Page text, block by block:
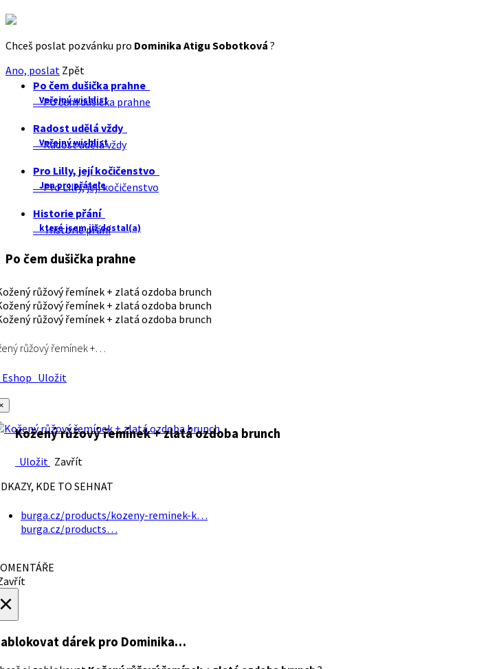
Chceš poslat pozvánku pro Dominika Atigu Sobotková ?
Ano, poslat Zpět
Po čem dušička prahne
Veřejný wishlist
Po čem dušička prahne
Radost udělá vždy
Veřejný wishlist
Radost udělá vždy
Pro Lilly, její kočičenstvo
Jen pro přátele
Pro Lilly, její kočičenstvo
Historie přání
které jsem již dostal(a)
Historie přání
Po čem dušička prahne
růžový řemínek +…
Uložit
Kožený růžový řemínek + zlatá ozdoba brunch
Uložit Zavřít
KDE TO SEHNAT
burga.cz/products/kozeny-reminek-k…
burga.cz/products…
dárek pro Dominika…